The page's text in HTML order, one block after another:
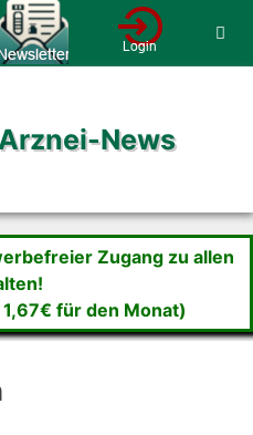
News
Zugang zu allen
für den Monat)